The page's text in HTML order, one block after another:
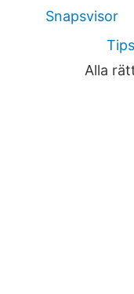
Snapsvisor
Alla